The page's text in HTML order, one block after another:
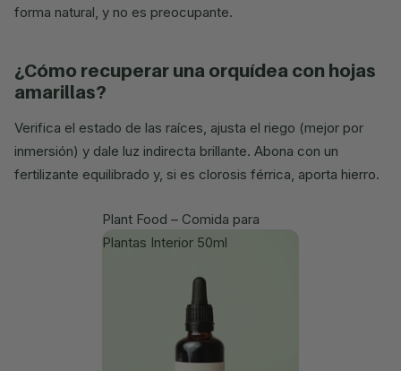
forma natural, y no es preocupante.
¿cómo recuperar una orquídea con hojas
amarillas?
Verifica el estado de las raíces, ajusta el riego (mejor por
inmersión) y dale luz indirecta brillante. Abona con un
fertilizante equilibrado y, si es clorosis férrica, aporta hierro.
Plant Food – Comida para
Plantas Interior 50ml